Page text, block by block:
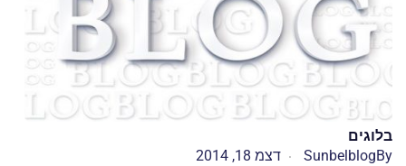
בלוגים
By
Sunbelblog דצמ 18, 2014